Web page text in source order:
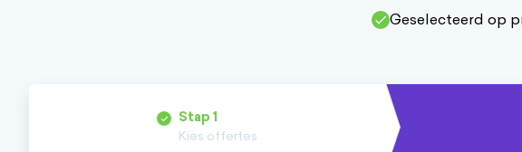
Geselecteerd op
Stap1
Kies offertes